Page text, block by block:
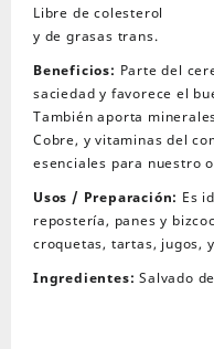
Libre de colesterol
y de grasas trans.
Beneficios: Parte del
saciedad y favorece el
También aporta
Cobre, y vitaminas del
esenciales para nuestro
Usos / Preparación: Es
repostería, panes y
croquetas, tartas, jugos,
Ingredientes:Salvado